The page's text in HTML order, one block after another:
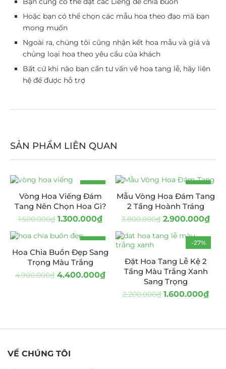
Hoặc bạn có thể chọn các mẫu hoa theo đạo mà bạn
mong muốn
Ngoài ra, chúng tôi cũng nhận kết hoa mẫu và giá và
chủng loại hoa theo yêu cầu của khách
Bất cứ khi nào bạn cần tư vấn về hoa tang lễ, hãy liên
hệ để được hỗ trợ
SẢN PHẨM LIÊN QUAN
-13%
Vòng Hoa Viếng Đám
Tang Nên Chọn Hoa Gì?
1.500.000₫ 1.300.000₫
-24%
Mẫu Vòng Hoa Đám Tang
2 Tầng Hoành Tráng
3.800.000₫ 2.900.000₫
-10%
Hoa Chia Buồn Đẹp Sang
Trọng Màu Trắng
4.900.000₫ 4.400.000₫
-27%
Đặt Hoa Tang Lễ Kệ 2
Tầng Màu Trắng Xanh
Sang Trọng
2.200.000₫ 1.600.000₫
VỀ CHÚNG TÔI